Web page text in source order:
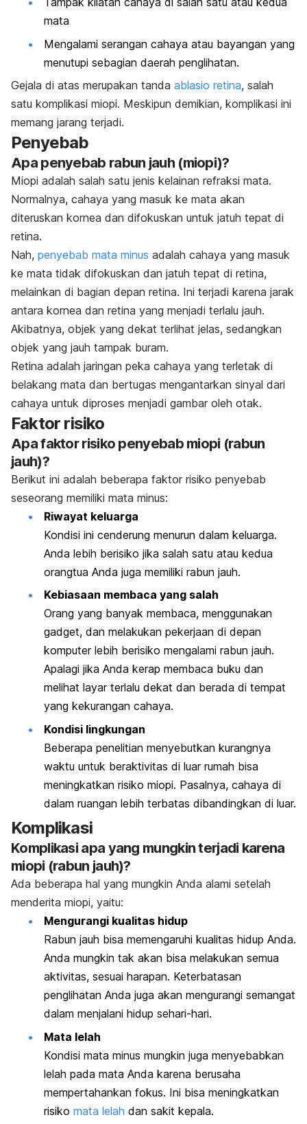
mata
Mengalami serangan cahaya atau bayangan yang
menutupi sebagian daerah penglihatan.
Gejala di atas merupakan tanda ablasio retina, salah
satu komplikasi miopi. Meskipun demikian, komplikasi ini
memang jarang terjadi.
Penyebab
Apa penyebab rabun jauh (miopi)?
Miopi adalah salah satu jenis kelainan refraksi mata.
Normalnya, cahaya yang masuk ke mata akan
diteruskan kornea dan difokuskan untuk jatuh tepat di
retina.
Nah, penyebab mata minus adalah cahaya yang masuk
ke mata tidak difokuskan dan jatuh tepat di retina,
melainkan di bagian depan retina. Ini terjadi karena jarak
antara kornea dan retina yang menjadi terlalu jauh.
Akibatnya, objek yang dekat terlihat jelas, sedangkan
objek yang jauh tampak buram.
Retina adalah jaringan peka cahaya yang terletak di
belakang mata dan bertugas mengantarkan sinyal dari
cahaya untuk diproses menjadi gambar oleh otak.
Faktor risiko
Apa faktor risiko penyebab miopi (rabun
jauh)?
Berikut ini adalah beberapa faktor risiko penyebab
seseorang memiliki mata minus:
Riwayat keluarga
Kondisi ini cenderung menurun dalam keluarga.
Anda lebih berisiko jika salah satu atau kedua
orangtua Anda juga memiliki rabun jauh.
Kebiasaan membaca yang salah
Orang yang banyak membaca, menggunakan
gadget, dan melakukan pekerjaan di depan
komputer lebih berisiko mengalami rabun jauh.
Apalagi jika Anda kerap membaca buku dan
melihat layar terlalu dekat dan berada di tempat
yang kekurangan cahaya.
Kondisi lingkungan
Beberapa penelitian menyebutkan kurangnya
waktu untuk beraktivitas di luar rumah bisa
meningkatkan risiko miopi. Pasalnya, cahaya di
dalam ruangan lebih terbatas dibandingkan di luar.
Komplikasi
Komplikasi apa yang mungkin terjadi karena
miopi (rabun jauh)?
Ada beberapa hal yang mungkin Anda alami setelah
menderita miopi, yaitu:
Mengurangi kualitas hidup
Rabun jauh bisa memengaruhi kualitas hidup Anda.
Anda mungkin tak akan bisa melakukan semua
aktivitas, sesuai harapan. Keterbatasan
penglihatan Anda juga akan mengurangi semangat
dalam menjalani hidup sehari-hari.
Mata lelah
Kondisi mata minus mungkin juga menyebabkan
lelah pada mata Anda karena berusaha
mempertahankan fokus. Ini bisa meningkatkan
risiko mata lelah dan sakit kepala.